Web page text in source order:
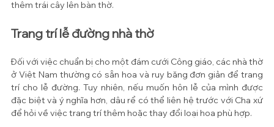
thêm trái cây lên bàn thờ.
Trang trí lễ đường nhà thờ
Đối với việc chuẩn bị cho một đám cưới Công giáo, các nhà thờ
ở Việt Nam thường có sẵn hoa và ruy băng đơn giản để trang
trí cho lễ đường. Tuy nhiên, nếu muốn hôn lễ của mình được
đặc biệt và ý nghĩa hơn, dâu rể có thể liên hệ trước với Cha xứ
để hỏi về việc trang trí thêm hoặc thay đổi loại hoa phù hợp.